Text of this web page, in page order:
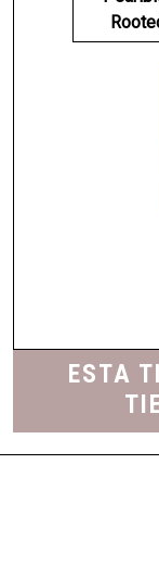
ESTA